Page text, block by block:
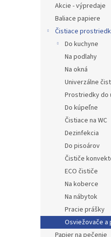
Akcie - výpredaje
Baliace papiere
Čistiace
Do kuchyne
Na podlahy
Na okná
Univerzálne
Prostriedky do
Do kúpeľne
Čistiace na WC
Dezinfekcia
Do pisoárov
Čističe
ECO čističe
Na koberce
Na nábytok
Pracie prášky
Osviežovače a
Papier na pečenie